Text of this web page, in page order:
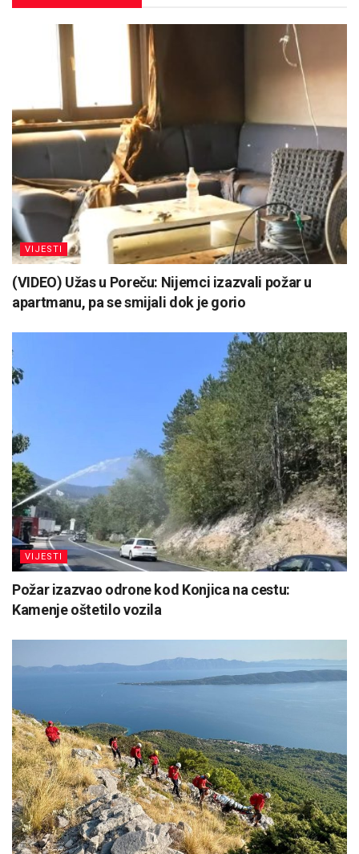
VIJESTI
(VIDEO) Užas u Poreču: Nijemci izazvali požar u
apartmanu, pa se smijali dok je gorio
VIJESTI
Požar izazvao odrone kod Konjica na cestu:
Kamenje oštetilo vozila